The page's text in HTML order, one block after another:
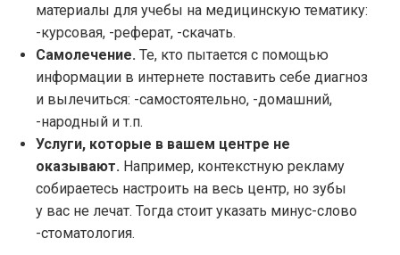
материалы для учебы на медицинскую тематику:
-курсовая, -реферат, -скачать.
Самолечение. Те, кто пытается с помощью
информации в интернете поставить себе диагноз
и вылечиться: -самостоятельно, -домашний,
-народный и т.п.
Услуги, которые в вашем центре не
оказывают. Например, контекстную рекламу
собираетесь настроить на весь центр, но зубы
у вас не лечат. Тогда стоит указать минус-слово
-стоматология.